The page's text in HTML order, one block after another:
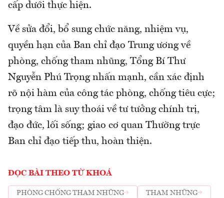
cấp dưới thực hiện.
Về sửa đổi, bổ sung chức năng, nhiệm vụ,
quyền hạn của Ban chỉ đạo Trung ương về
phòng, chống tham nhũng, Tổng Bí Thư
Nguyễn Phú Trọng nhấn mạnh, cần xác định
rõ nội hàm của công tác phòng, chống tiêu cực;
trọng tâm là suy thoái về tư tưởng chính trị,
đạo đức, lối sống; giao cơ quan Thường trực
Ban chỉ đạo tiếp thu, hoàn thiện.
ĐỌC BÀI THEO TỪ KHOÁ
PHÒNG CHỐNG THAM NHŨNG THAM NHŨNG